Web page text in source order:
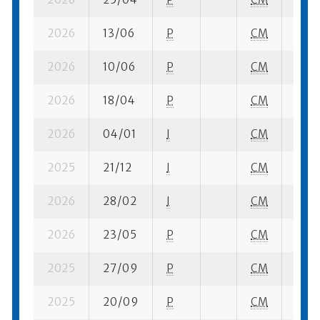
2026 13/06 P CM
2026 10/06 P CM
2026 18/04 P CM
2026 04/01 I CM
2025 21/12 I CM
2026 28/02 I CM
2026 23/05 P CM
2025 27/09 P CM
2025 20/09 P CM